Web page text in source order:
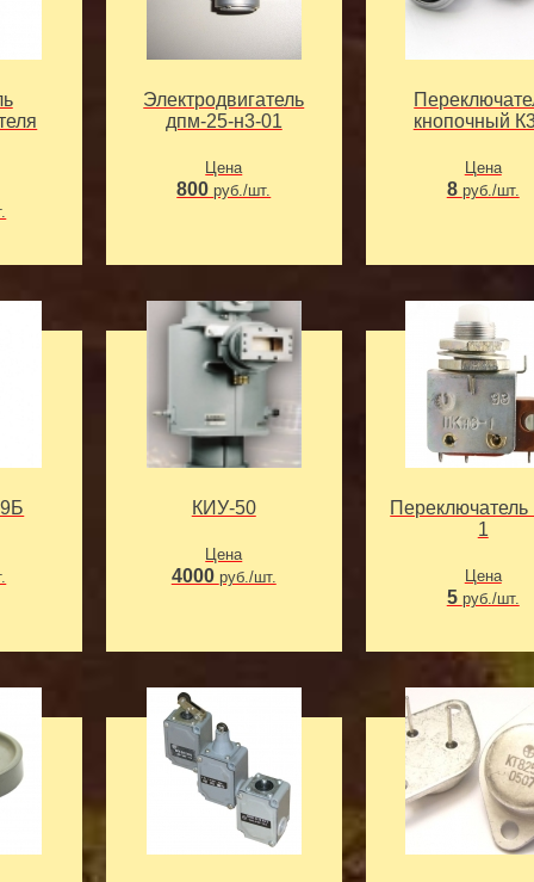
Электродвигатель
дпм-25-н3-01
Цена
800руб./шт.
кнопочный
Цена
8 руб./шт.
КИУ-50
Цена
4000 руб./шт.
1
Цена
5 руб./шт.